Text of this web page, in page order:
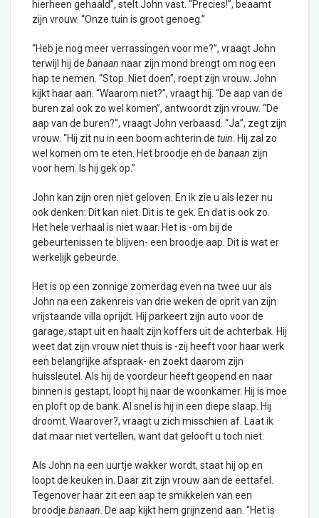
hierheen gehaald”, stelt John vast. “Precies!”, beaamt
zijn vrouw. “Onze tuin is groot genoeg.”
“Heb je nog meer verrassingen voor me?”, vraagt John
terwijl hij de banaan naar zijn mond brengt om nog een
hap te nemen. “Stop. Niet doen”, roept zijn vrouw. John
kijkt haar aan. “Waarom niet?”, vraagt hij. “De aap van de
buren zal ook zo wel komen”, antwoordt zijn vrouw. “De
aap van de buren?”, vraagt John verbaasd. “Ja”, zegt zijn
vrouw. “Hij zit nu in een boom achterin de tuin . Hij zal zo
wel komen om te eten. Het broodje en de banaan zijn
voor hem. Is hij gek op.”
John kan zijn oren niet geloven. En ik zie u als lezer nu
ook denken: Dit kan niet. Dit is te gek. En dat is ook zo.
Het hele verhaal is niet waar. Het is -om bij de
gebeurtenissen te blijven- een broodje aap. Dit is wat er
werkelijk gebeurde.
Het is op een zonnige zomerdag even na twee uur als
John na een zakenreis van drie weken de oprit van zijn
vrijstaande villa oprijdt. Hij parkeert zijn auto voor de
garage, stapt uit en haalt zijn koffers uit de achterbak. Hij
weet dat zijn vrouw niet thuis is -zij heeft voor haar werk
een belangrijke afspraak- en zoekt daarom zijn
huissleutel. Als hij de voordeur heeft geopend en naar
binnen is gestapt, loopt hij naar de woonkamer. Hij is moe
en ploft op de bank. Al snel is hij in een diepe slaap. Hij
droomt. Waarover?, vraagt u zich misschien af. Laat ik
dat maar niet vertellen, want dat gelooft u toch niet.
Als John na een uurtje wakker wordt, staat hij op en
loopt de keuken in. Daar zit zijn vrouw aan de eettafel.
Tegenover haar zit een aap te smikkelen van een
broodje banaan . De aap kijkt hem grijnzend aan. “Het is